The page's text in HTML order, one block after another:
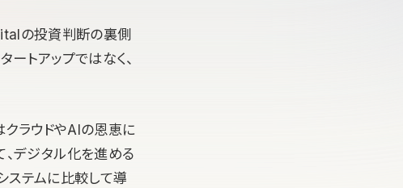
の投資判断の裏側
トアップではなく、
クラウドやAIの恩恵に
デジタル化を進める
ステムに比較して導